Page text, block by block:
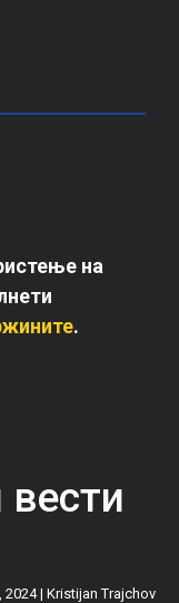
на
.
вести
2024 |Kristijan Trajchov